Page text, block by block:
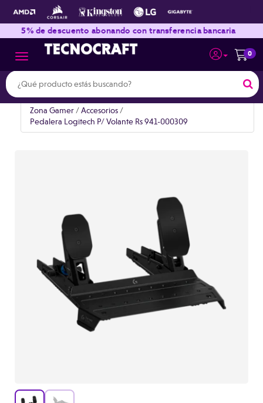
0
Toggle navigation
5% de descuento abonando con transferencia bancaria
Zona Gamer /Accesorios /
Pedalera Logitech P/ Volante Rs 941-000309